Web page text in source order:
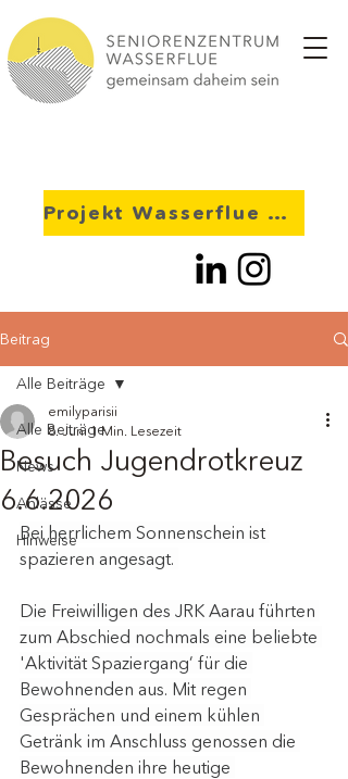
Projekt Wasserflue 2028
Beitrag
Alle Beiträge
News
Anlässe
Hinweise
Alle Beiträge
Besuch Jugendrotkreuz
6.6.2026
emilyparisii
8. Juni 1 Min. Lesezeit
Bei herrlichem Sonnenschein ist
spazieren angesagt.
Die Freiwilligen des JRK Aarau führten
zum Abschied nochmals eine beliebte
'Aktivität Spaziergang’ für die
Bewohnenden aus. Mit regen
Gesprächen und einem kühlen
Getränk im Anschluss genossen die
Bewohnenden ihre heutige